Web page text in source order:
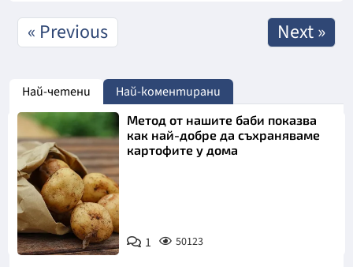
« Previous Next »
Най-четени Най-коментирани
Снимка:
Пиксабей
Метод от нашите баби показва
как най-добре да съхраняваме
картофите у дома
1 50123